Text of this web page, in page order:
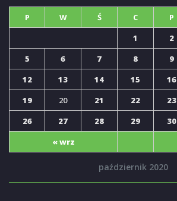
październik 2020
P W Ś C P
« wrz
1 2
5
6 7 8 9
12
13 14 15 16
19
20 21 22 23
26
27 28 29 30